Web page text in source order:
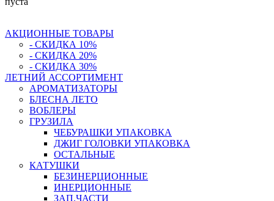
АКЦИОННЫЕ ТОВАРЫ
- СКИДКА 10%
- СКИДКА 20%
- СКИДКА 30%
ЛЕТНИЙ АССОРТИМЕНТ
АРОМАТИЗАТОРЫ
БЛЕСНА ЛЕТО
ВОБЛЕРЫ
ГРУЗИЛА
ЧЕБУРАШКИ УПАКОВКА
ДЖИГ ГОЛОВКИ УПАКОВКА
ОСТАЛЬНЫЕ
КАТУШКИ
БЕЗИНЕРЦИОННЫЕ
ИНЕРЦИОННЫЕ
ЗАП.ЧАСТИ